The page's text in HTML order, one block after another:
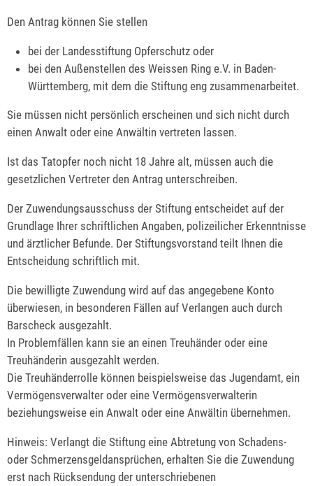
Den Antrag können Sie stellen
bei der Landesstiftung Opferschutz oder
bei den Außenstellen des Weissen Ring e.V. in Baden-
Württemberg, mit dem die Stiftung eng zusammenarbeitet.
Sie müssen nicht persönlich erscheinen und sich nicht durch
einen Anwalt oder eine Anwältin vertreten lassen.
Ist das Tatopfer noch nicht 18 Jahre alt, müssen auch die
gesetzlichen Vertreter den Antrag unterschreiben.
Der Zuwendungsausschuss der Stiftung entscheidet auf der
Grundlage Ihrer schriftlichen Angaben, polizeilicher Erkenntnisse
und ärztlicher Befunde. Der Stiftungsvorstand teilt Ihnen die
Entscheidung schriftlich mit.
Die bewilligte Zuwendung wird auf das angegebene Konto
überwiesen, in besonderen Fällen auf Verlangen auch durch
Barscheck ausgezahlt.
In Problemfällen kann sie an einen Treuhänder oder eine
Treuhänderin ausgezahlt werden.
Die Treuhänderrolle können beispielsweise das Jugendamt, ein
Vermögensverwalter oder eine Vermögensverwalterin
beziehungsweise ein Anwalt oder eine Anwältin übernehmen.
Hinweis: Verlangt die Stiftung eine Abtretung von Schadens-
oder Schmerzensgeldansprüchen, erhalten Sie die Zuwendung
erst nach Rücksendung der unterschriebenen